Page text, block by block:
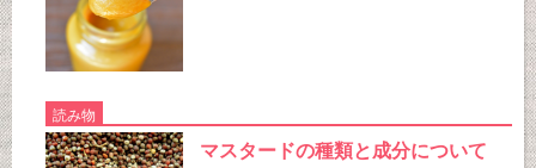
読み物
マスタードの種類と成分について